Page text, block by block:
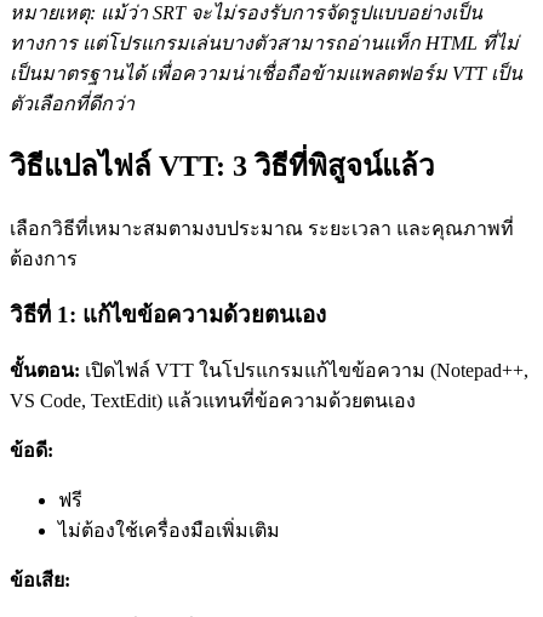
หมายเหตุ: แม้ว่า SRT จะไม่รองรับการจัดรูปแบบอย่างเป็น
ทางการ แต่โปรแกรมเล่นบางตัวสามารถอ่านแท็ก HTML ที่ไม่
เป็นมาตรฐานได้ เพื่อความน่าเชื่อถือข้ามแพลตฟอร์ม VTT เป็น
ตัวเลือกที่ดีกว่า
วิธีแปลไฟล์ VTT: 3 วิธีที่พิสูจน์แล้ว
เลือกวิธีที่เหมาะสมตามงบประมาณ ระยะเวลา และคุณภาพที่
ต้องการ
วิธีที่ 1: แก้ไขข้อความด้วยตนเอง
ขั้นตอน: เปิดไฟล์ VTT ในโปรแกรมแก้ไขข้อความ (Notepad++,
VS Code, TextEdit) แล้วแทนที่ข้อความด้วยตนเอง
ข้อดี:
ฟรี
ไม่ต้องใช้เครื่องมือเพิ่มเติม
ข้อเสีย: